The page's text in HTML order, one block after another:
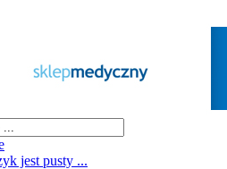
jest pusty ...